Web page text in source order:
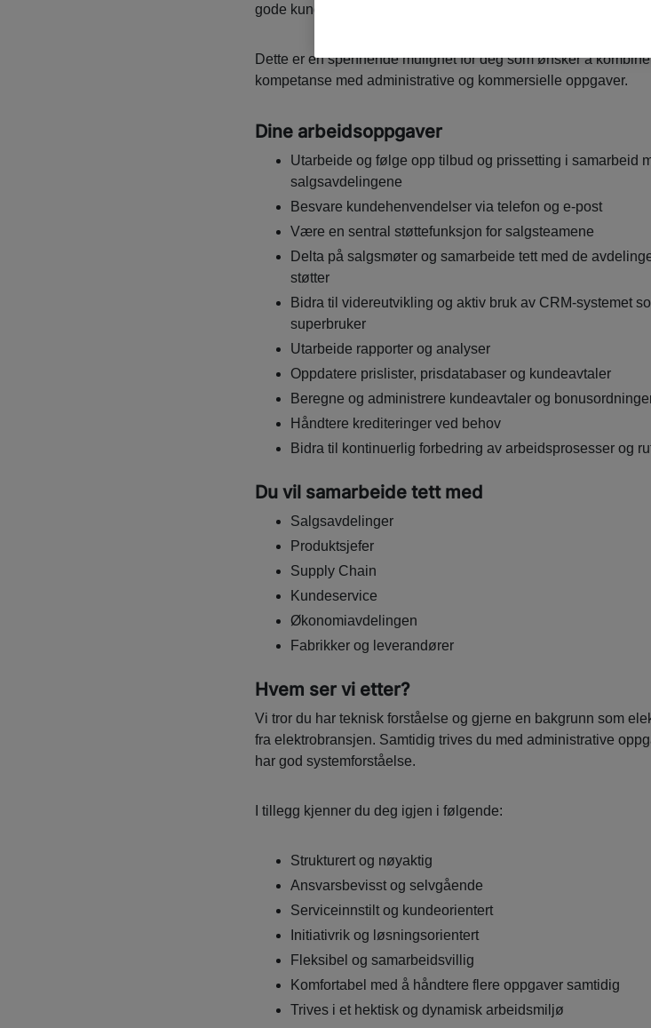
gode kundeopplevelser og effektive interne prosesser.
Dette er en spennende mulighet for deg som ønsker å
kompetanse med administrative og kommersielle oppgaver.
Dine arbeidsoppgaver
Utarbeide og følge opp tilbud og prissetting i samarbeid
salgsavdelingene
Besvare kundehenvendelser via telefon og e-post
Være en sentral støttefunksjon for salgsteamene
Delta på salgsmøter og samarbeide tett med de
støtter
Bidra til videreutvikling og aktiv bruk av CRM-systemet
superbruker
Utarbeide rapporter og analyser
Oppdatere prislister, prisdatabaser og kundeavtaler
Beregne og administrere kundeavtaler og
Håndtere krediteringer ved behov
Bidra til kontinuerlig forbedring av arbeidsprosesser og
Du vil samarbeide tett med
Salgsavdelinger
Produktsjefer
Supply Chain
Kundeservice
Økonomiavdelingen
Fabrikker og leverandører
Hvem ser vi etter?
Vi tror du har teknisk forståelse og gjerne en bakgrunn som
fra elektrobransjen. Samtidig trives du med administrative
har god systemforståelse.
I tillegg kjenner du deg igjen i følgende:
Strukturert og nøyaktig
Ansvarsbevisst og selvgående
Serviceinnstilt og kundeorientert
Initiativrik og løsningsorientert
Fleksibel og samarbeidsvillig
Komfortabel med å håndtere flere oppgaver samtidig
Trives i et hektisk og dynamisk arbeidsmiljø